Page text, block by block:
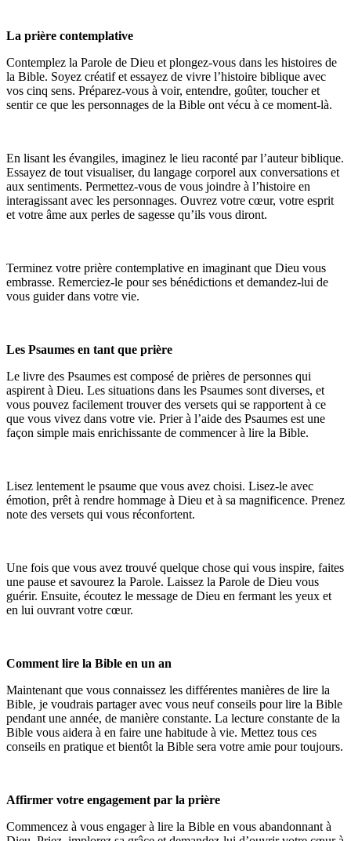
La prière contemplative
Contemplez la Parole de Dieu et plongez-vous dans les histoires de
la Bible. Soyez créatif et essayez de vivre l’histoire biblique avec
vos cinq sens. Préparez-vous à voir, entendre, goûter, toucher et
sentir ce que les personnages de la Bible ont vécu à ce moment-là.
En lisant les évangiles, imaginez le lieu raconté par l’auteur biblique.
Essayez de tout visualiser, du langage corporel aux conversations et
aux sentiments. Permettez-vous de vous joindre à l’histoire en
interagissant avec les personnages. Ouvrez votre cœur, votre esprit
et votre âme aux perles de sagesse qu’ils vous diront.
Terminez votre prière contemplative en imaginant que Dieu vous
embrasse. Remerciez-le pour ses bénédictions et demandez-lui de
vous guider dans votre vie.
Les Psaumes en tant que prière
Le livre des Psaumes est composé de prières de personnes qui
aspirent à Dieu. Les situations dans les Psaumes sont diverses, et
vous pouvez facilement trouver des versets qui se rapportent à ce
que vous vivez dans votre vie. Prier à l’aide des Psaumes est une
façon simple mais enrichissante de commencer à lire la Bible.
Lisez lentement le psaume que vous avez choisi. Lisez-le avec
émotion, prêt à rendre hommage à Dieu et à sa magnificence. Prenez
note des versets qui vous réconfortent.
Une fois que vous avez trouvé quelque chose qui vous inspire, faites
une pause et savourez la Parole. Laissez la Parole de Dieu vous
guérir. Ensuite, écoutez le message de Dieu en fermant les yeux et
en lui ouvrant votre cœur.
Comment lire la Bible en un an
Maintenant que vous connaissez les différentes manières de lire la
Bible, je voudrais partager avec vous neuf conseils pour lire la Bible
pendant une année, de manière constante. La lecture constante de la
Bible vous aidera à en faire une habitude à vie. Mettez tous ces
conseils en pratique et bientôt la Bible sera votre amie pour toujours.
Affirmer votre engagement par la prière
Commencez à vous engager à lire la Bible en vous abandonnant à